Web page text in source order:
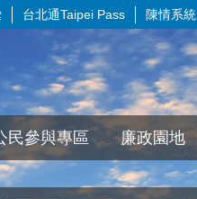
台北通Taipei Pass 陳情系統
民參與專區 廉政園地